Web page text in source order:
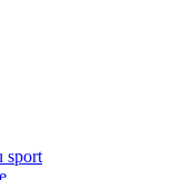
sport